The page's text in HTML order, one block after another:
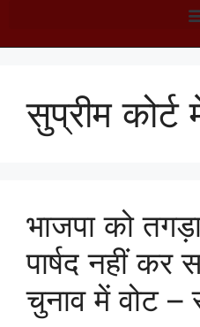
सुप्रीम
भाजपा को
पार्षद नहीं कर
चुनाव में वोट –